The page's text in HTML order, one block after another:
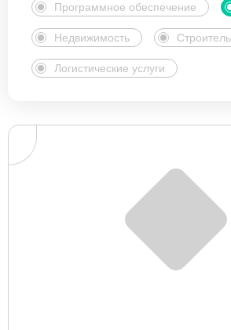
Программное обеспечение
Недвижимость
Логистические услуги